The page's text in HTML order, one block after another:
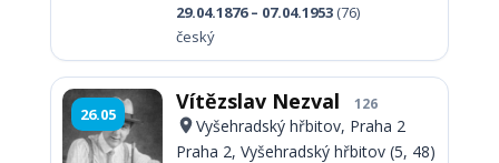
29.04.1876 – 07.04.1953 (76)
český
26.05 Vítězslav Nezval 126
Vyšehradský hřbitov, Praha 2
Praha 2, Vyšehradský hřbitov (5, 48)